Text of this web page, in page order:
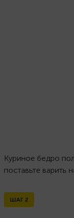
Куриное бедро
поставьте варить
ШАГ 2